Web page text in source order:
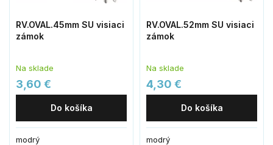
RV.OVAL.45mm SU visiaci
zámok
Na sklade
3,60 €
Do košíka
modrý
RV.OVAL.52mm SU visiaci
zámok
Na sklade
4,30 €
Do košíka
modrý